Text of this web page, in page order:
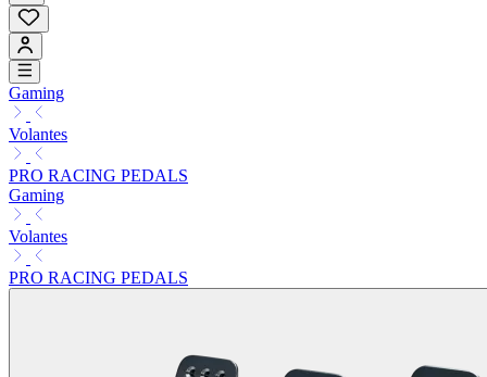
Gaming
Volantes
PRO RACING PEDALS
Gaming
Volantes
PRO RACING PEDALS